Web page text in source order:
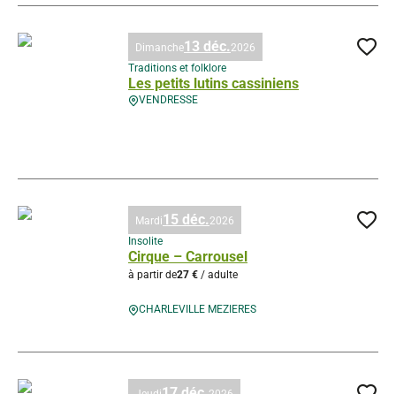
Les petits lutins cassiniens
VENDRESSE
Dimanche13 déc. 2026
Traditions et folklore
Cirque – Carrousel
à partir de27 € / adulte
CHARLEVILLE MEZIERES
Mardi15 déc. 2026
Insolite